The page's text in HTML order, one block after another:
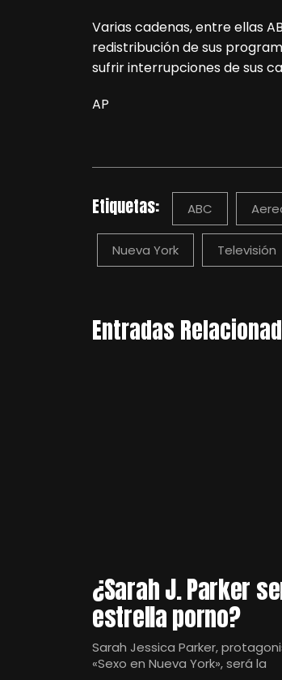
Varias cadenas, entre ellas
redistribución de sus
sufrir interrupciones de sus
AP
Etiquetas: ABC
Nueva York Televisión
Entradas
¿Sarah J. Parker
estrella porno?
Sarah Jessica Parker,
«Sexo en Nueva York», será la